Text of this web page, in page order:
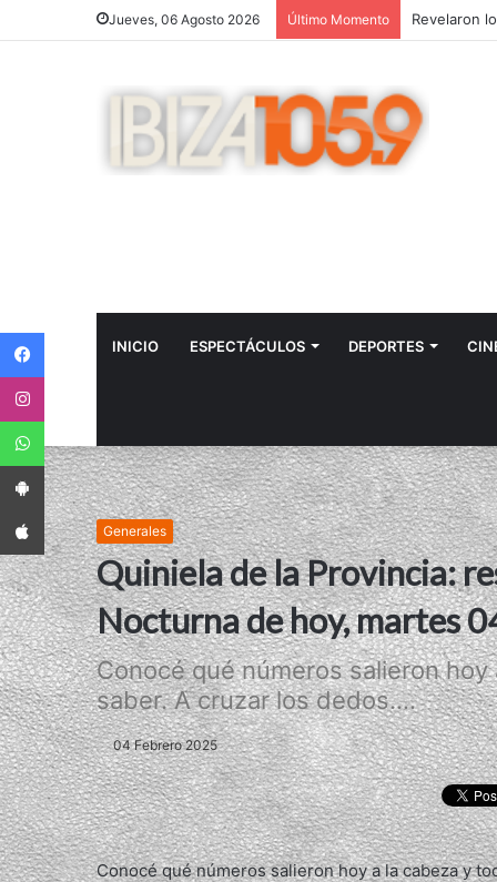
Jueves, 06 Agosto 2026 Último Momento
INICIO ESPECTÁCULOS DEPORTES
Generales
Quiniela de la Provincia:
Nocturna de hoy, martes
Conocé qué números salieron
saber. A cruzar los dedos....
04 Febrero 2025
Conocé qué números salieron hoy a la cabeza y
App Android
App iPhone